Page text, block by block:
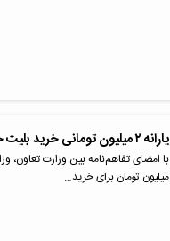
یارانه ۲ میلیون تومانی خرید بلیت حمل و نقل برای افراد دچار معلولیت شدید
میلیون تومان برای خرید…